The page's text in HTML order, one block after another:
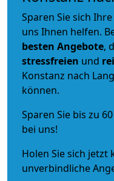
Sparen Sie sich
uns Ihnen helfen.
besten Angebote,
stressfreien und
Konstanz nach
können.
Sparen Sie bis zu
bei uns!
Holen Sie sich jetzt
unverbindliche